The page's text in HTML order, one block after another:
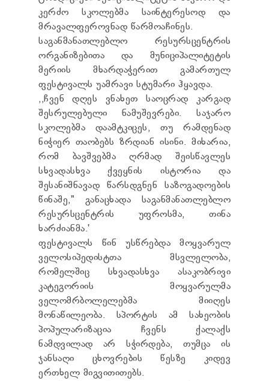
REPORT TO BE SUBMITTED TO PRESIDENT AND
PARLIAMENT
REQUEST OF PUBLIC INFORMATION
PERSONAL DATA PROTECTION OFFICER
LEGAL DECISIONS
APPEAL RULES
კერძო სკოლებმა საინტერესოდ და
მრავალფეროვნად წარმოაჩინეს.
საგანმანათლებლო რესურსცენტრის
ორგანიზებითა და მუნიციპალიტეტის
მერიის მხარდაჭერით გამართულ
ფესტივალს უამრავი სტუმარი ჰყავდა.
,,ჩვენ დღეს ვნახეთ საოცრად კარგად
შესრულებული ნამუშევრები. საჯარო
სკოლებმა დაამტკიცეს, თუ რამდენად
ნიჭიერ თაობებს ზრდიან ისინი. მიხარია,
რომ ბავშვებმა ღრმად შეისწავლეს
სხვადასხვა ქვეყნის ისტორია და
შესანიშნავად წარსდგნენ საზოგადოების
წინაშე," განაცხადა საგანმანათლებლო
რესურსცენტრის უფროსმა, თინა
ხარძიანმა.'
ფესტივალს წინ უსწრებდა მოყვარულ
ველოსიპედისტთა მსვლელობა,
რომელშიც სხვადასხვა ასაკობრივი
კატეგორიის მოყვარულმა
ველომრბოლელებმა მიიღეს
მონაწილეობა. სპორტის ამ სახეობის
პოპულარიზაცია ჩვენს ქალაქს
ნამდვილად არ სჭირდება, თუმცა ის
ჯანსაღი ცხოვრების წესზე კიდევ
ერთხელ მიგვითითებს.